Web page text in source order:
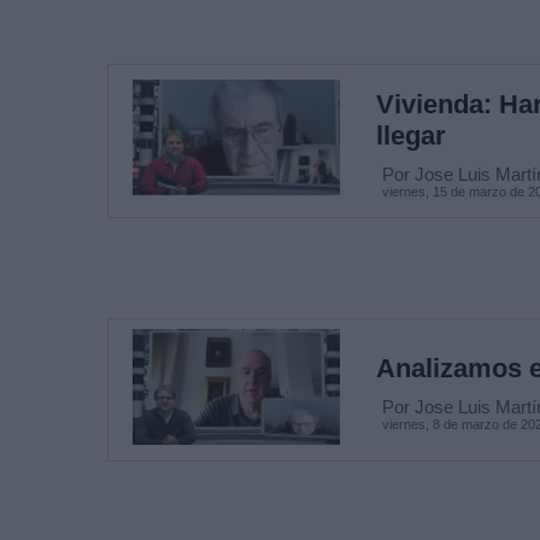
Vivienda:
llegar
Por Jose Luis
viernes, 15 de marzo de
Analizamos
Por Jose Luis
viernes, 8 de marzo de